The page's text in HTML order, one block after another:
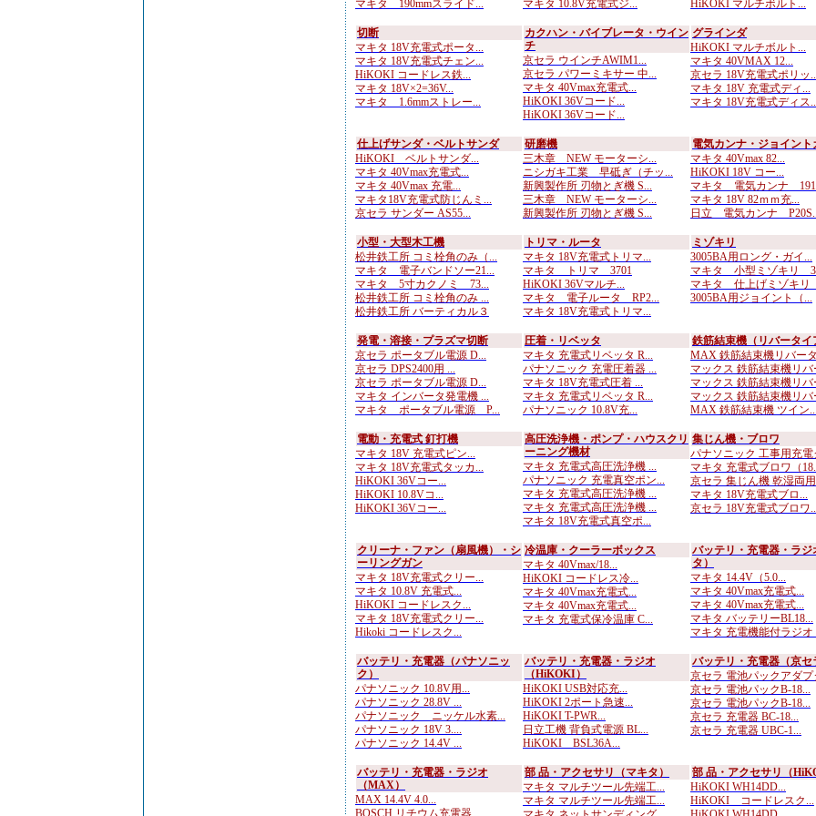
マキタ 190mmスライド...
マキタ 10.8V充電式ジ...
HiKOKI マルチボルト...
切断
マキタ 18V充電式ポータ...
マキタ 18V充電式チェン...
HiKOKI コードレス鉄...
マキタ 18V×2=36V...
マキタ 1.6mmストレー...
カクハン・バイブレータ・ウイン
チ
京セラ ウインチAWIM1...
京セラ パワーミキサー 中...
マキタ 40Vmax充電式...
HiKOKI 36Vコード...
HiKOKI 36Vコード...
グラインダ
HiKOKI マルチボルト...
マキタ 40VMAX 12...
京セラ 18V充電式ポリッ
マキタ 18V 充電式ディ...
マキタ 18V充電式ディス
仕上げサンダ・ベルトサンダ
HiKOKI ベルトサンダ...
マキタ 40Vmax充電式...
マキタ 40Vmax 充電...
マキタ18V充電式防じんミ...
京セラ サンダー AS55...
研磨機
三木章 NEW モーターシ...
ニシガキ工業 早砥ぎ（チッ...
新興製作所 刃物とぎ機 S...
三木章 NEW モーターシ...
新興製作所 刃物とぎ機 S...
電気カンナ・ジョイント
マキタ 40Vmax 82...
HiKOKI 18V コー...
マキタ 電気カンナ
マキタ 18V 82ｍｍ充...
日立 電気カンナ
小型・大型木工機
松井鉄工所 コミ栓角のみ（...
マキタ 電子バンドソー21...
マキタ 5寸カクノミ 73...
松井鉄工所 コミ栓角のみ ...
松井鉄工所 バーティカル３
トリマ・ルータ
マキタ 18V充電式トリマ...
マキタ トリマ 3701
HiKOKI 36Vマルチ...
マキタ 電子ルータ RP2...
マキタ 18V充電式トリマ...
ミゾキリ
3005BA用ロング・ガイ...
マキタ 小型ミゾキリ
マキタ 仕上げミゾキ
3005BA用ジョイント（...
発電・溶接・プラズマ切断
京セラ ポータブル電源 D...
京セラ DPS2400用 ...
京セラ ポータブル電源 D...
マキタ インバータ発電機 ...
マキタ ポータブル電源 P...
圧着・リベッタ
マキタ 充電式リベッタ R...
パナソニック 充電圧着器 ...
マキタ 18V充電式圧着 ...
マキタ 充電式リベッタ R...
パナソニック 10.8V充...
鉄筋結束機（リバータイ
MAX 鉄筋結束機リバー
マックス 鉄筋結束機リバ
マックス 鉄筋結束機リバ
マックス 鉄筋結束機リバ
MAX 鉄筋結束機 ツイン...
電動・充電式 釘打機
マキタ 18V 充電式ピン...
マキタ 18V充電式タッカ...
HiKOKI 36Vコー...
HiKOKI 10.8Vコ...
HiKOKI 36Vコー...
高圧洗浄機・ポンプ・ハウスクリ
ーニング機材
マキタ 充電式高圧洗浄機 ...
パナソニック 充電真空ポン...
マキタ 充電式高圧洗浄機 ...
マキタ 充電式高圧洗浄機 ...
マキタ 18V充電式真空ポ...
集じん機・ブロワ
パナソニック 工事用充電
マキタ 充電式ブロワ（
京セラ 集じん機 乾湿両
マキタ 18V充電式ブロ...
京セラ 18V充電式ブロワ
クリーナ・ファン（扇風機）・シ
ーリングガン
マキタ 18V充電式クリー...
マキタ 10.8V 充電式...
HiKOKI コードレスク...
マキタ 18V充電式クリー...
Hikoki コードレスク...
冷温庫・クーラーボックス
マキタ 40Vmax/18...
HiKOKI コードレス冷...
マキタ 40Vmax充電式...
マキタ 40Vmax充電式...
マキタ 充電式保冷温庫 C...
バッテリ・充電器・ラジ
タ）
マキタ 14.4V（5.0...
マキタ 40Vmax充電式...
マキタ 40Vmax充電式...
マキタ バッテリーBL18...
マキタ 充電機能付ラジオ
バッテリ・充電器（パナソニッ
ク）
パナソニック 10.8V用...
パナソニック 28.8V ...
パナソニック ニッケル水素...
パナソニック 18V 3....
パナソニック 14.4V ...
バッテリ・充電器・ラジオ
（HiKOKI）
HiKOKI USB対応充...
HiKOKI 2ポート急速...
HiKOKI T-PWR...
日立工機 背負式電源 BL...
HiKOKI BSL36A...
バッテリ・充電器（京セ
京セラ 電池パックアダプ
京セラ 電池パックB-18...
京セラ 電池パックB-18...
京セラ 充電器 BC-18...
京セラ 充電器 UBC-1...
バッテリ・充電器・ラジオ
（MAX）
MAX 14.4V 4.0...
BOSCH リチウム充電器...
部 品・アクセサリ（マキタ）
マキタ マルチツール先端工...
マキタ マルチツール先端工...
部 品・アクセサリ（
HiKOKI WH14DD...
HiKOKI コードレスク...